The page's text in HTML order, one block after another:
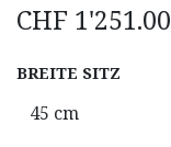
CHF 1'251.00
BREITE SITZ